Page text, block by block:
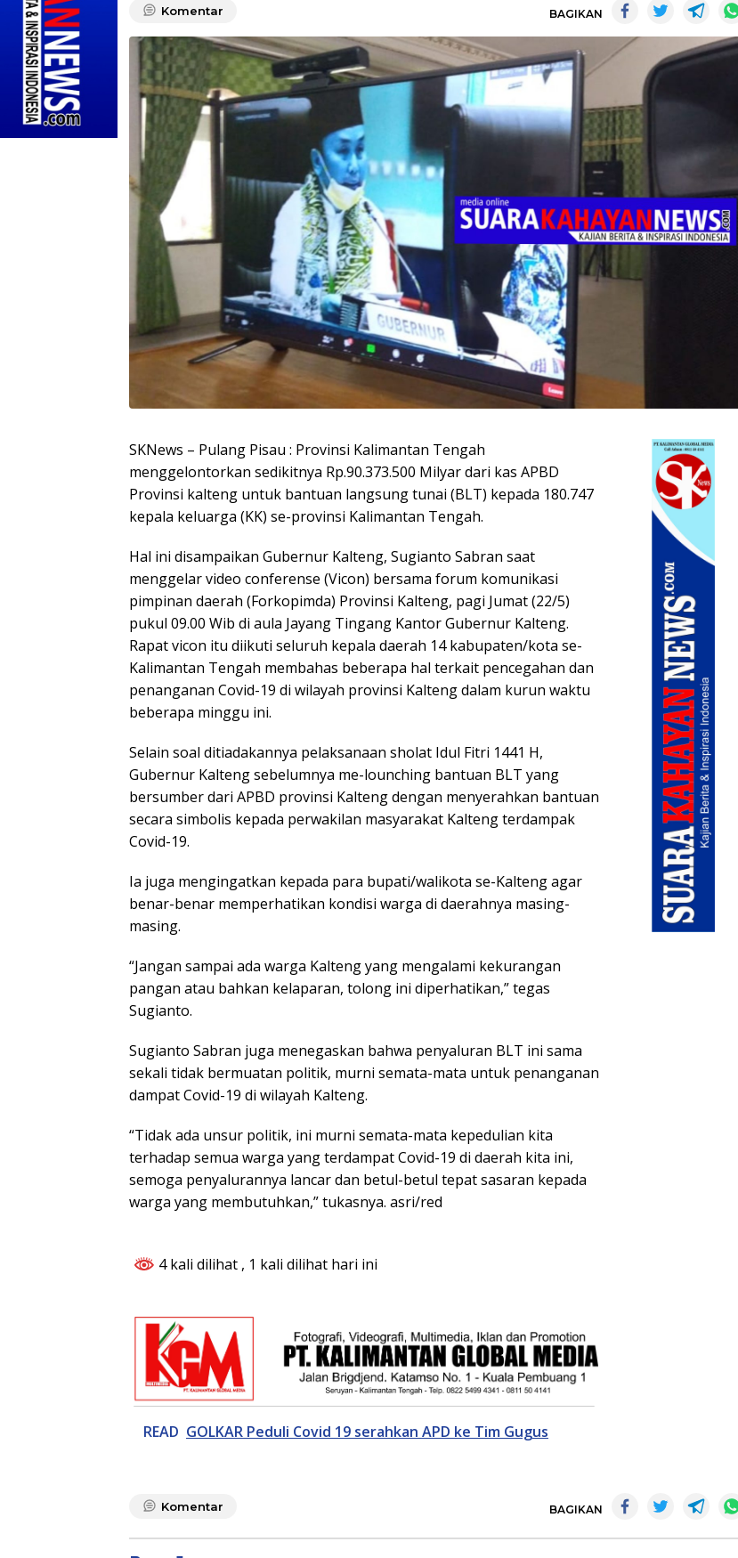
Komentar BAGIKAN
SKNews – Pulang Pisau : Provinsi Kalimantan Tengah
menggelontorkan sedikitnya Rp.90.373.500 Milyar dari kas APBD
Provinsi kalteng untuk bantuan langsung tunai (BLT) kepada 180.747
kepala keluarga (KK) se-provinsi Kalimantan Tengah.
Hal ini disampaikan Gubernur Kalteng, Sugianto Sabran saat
menggelar video conferense (Vicon) bersama forum komunikasi
pimpinan daerah (Forkopimda) Provinsi Kalteng, pagi Jumat (22/5)
pukul 09.00 Wib di aula Jayang Tingang Kantor Gubernur Kalteng.
Rapat vicon itu diikuti seluruh kepala daerah 14 kabupaten/kota se-
Kalimantan Tengah membahas beberapa hal terkait pencegahan dan
penanganan Covid-19 di wilayah provinsi Kalteng dalam kurun waktu
beberapa minggu ini.
Selain soal ditiadakannya pelaksanaan sholat Idul Fitri 1441 H,
Gubernur Kalteng sebelumnya me-lounching bantuan BLT yang
bersumber dari APBD provinsi Kalteng dengan menyerahkan bantuan
secara simbolis kepada perwakilan masyarakat Kalteng terdampak
Covid-19.
Ia juga mengingatkan kepada para bupati/walikota se-Kalteng agar
benar-benar memperhatikan kondisi warga di daerahnya masing-
masing.
“Jangan sampai ada warga Kalteng yang mengalami kekurangan
pangan atau bahkan kelaparan, tolong ini diperhatikan,” tegas
Sugianto.
Sugianto Sabran juga menegaskan bahwa penyaluran BLT ini sama
sekali tidak bermuatan politik, murni semata-mata untuk penanganan
dampat Covid-19 di wilayah Kalteng.
“Tidak ada unsur politik, ini murni semata-mata kepedulian kita
terhadap semua warga yang terdampat Covid-19 di daerah kita ini,
semoga penyalurannya lancar dan betul-betul tepat sasaran kepada
warga yang membutuhkan,” tukasnya. asri/red
4 kali dilihat , 1 kali dilihat hari ini
READ GOLKAR Peduli Covid 19 serahkan APD ke Tim Gugus
Komentar BAGIKAN